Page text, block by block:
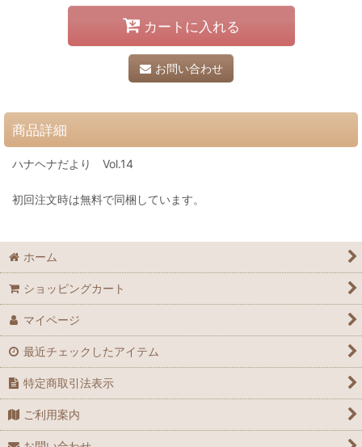
カートに入れる
お問い合わせ
商品詳細
ハナヘナだより Vol.14
初回注文時は無料で同梱しています。
ホーム
ショッピングカート
マイページ
最近チェックしたアイテム
特定商取引法表示
ご利用案内